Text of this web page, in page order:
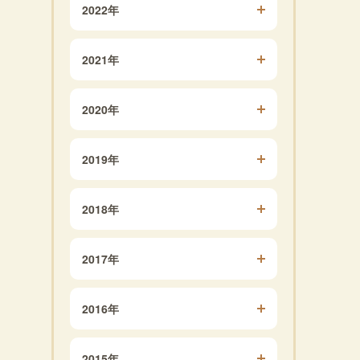
2022年
2021年
2020年
2019年
2018年
2017年
2016年